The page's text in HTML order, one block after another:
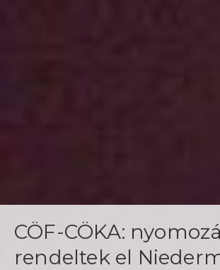
CÖF-CÖKA:
rendeltek el